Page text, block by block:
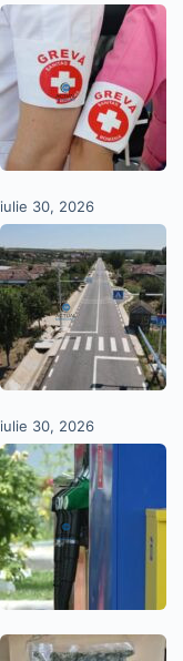
iulie 30, 2026
iulie 30, 2026